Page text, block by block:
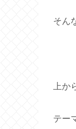
そん
上
テー